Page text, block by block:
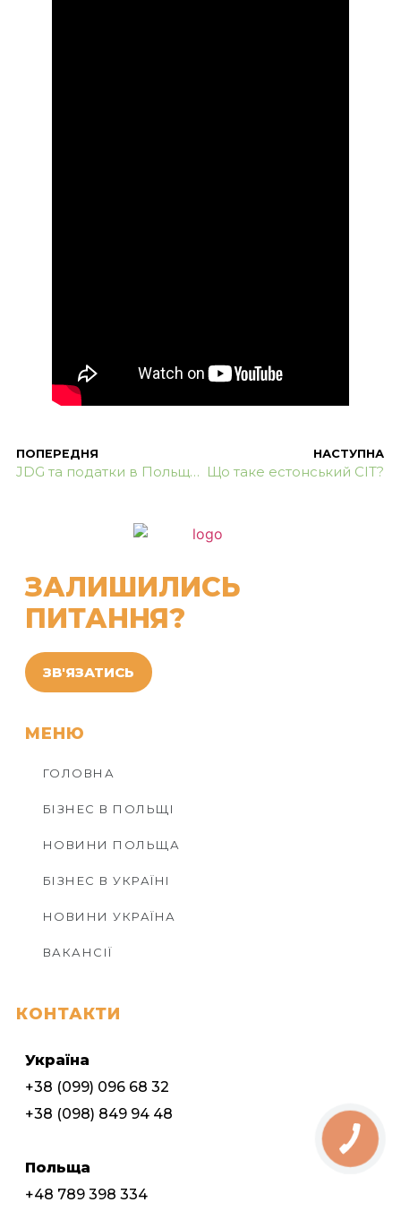
ПОПЕРЕДНЯ
JDG та податки в Польщі: ефективні стратегії податкової оптимізації для підприємців
НАСТУПНА
Що таке естонський CIT?
ЗАЛИШИЛИСЬ
ПИТАННЯ?
ЗВ'ЯЗАТИСЬ
МЕНЮ
ГОЛОВНА
БІЗНЕС В ПОЛЬЩІ
НОВИНИ ПОЛЬЩА
БІЗНЕС В УКРАЇНІ
НОВИНИ УКРАЇНА
ВАКАНСІЇ
КОНТАКТИ
Україна
+38 (099) 096 68 32
+38 (098) 849 94 48
Польща
+48 789 398 334